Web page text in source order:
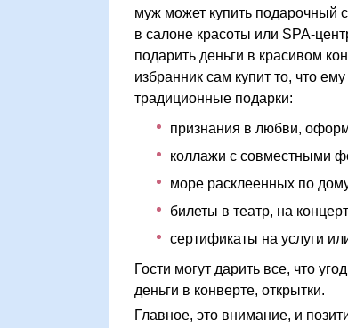
муж может купить подарочный
в салоне красоты или SPA-
подарить деньги в красивом
избранник сам купит то, что
традиционные подарки:
признания в любви,
коллажи с совместными
море расклеенных по
билеты в театр, на
сертификаты на услуги
Гости могут дарить все, что
деньги в конверте, открытки.
Главное, это внимание, и